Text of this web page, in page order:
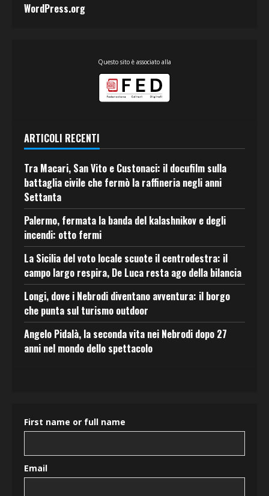
WordPress.org
Questo sito è associato alla
ARTICOLI RECENTI
Tra Macari, San Vito e Custonaci: il docufilm sulla
battaglia civile che fermò la raffineria negli anni
Settanta
Palermo, fermata la banda del kalashnikov e degli
incendi: otto fermi
La Sicilia del voto locale scuote il centrodestra: il
campo largo respira, De Luca resta ago della bilancia
Longi, dove i Nebrodi diventano avventura: il borgo
che punta sul turismo outdoor
Angelo Pidalà, la seconda vita nei Nebrodi dopo 27
anni nel mondo dello spettacolo
First name or full name
Email